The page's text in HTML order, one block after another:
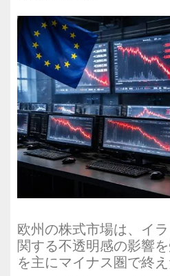
欧州の株式市場は、イ
関する不透明感の影響
を主にマイナス圏で終え